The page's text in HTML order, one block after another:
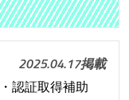
2025.04.17掲載
認証取得補助